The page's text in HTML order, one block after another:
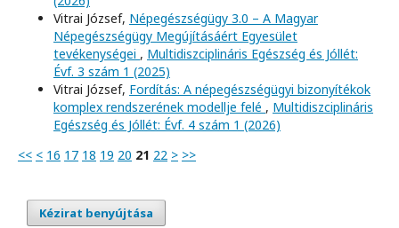
Vitrai József, Népegészségügy 3.0 – A Magyar
Népegészségügy Megújításáért Egyesület
tevékenységei , Multidiszciplináris Egészség és Jóllét:
Évf. 3 szám 1 (2025)
Vitrai József, Fordítás: A népegészségügyi bizonyítékok
komplex rendszerének modellje felé , Multidiszciplináris
Egészség és Jóllét: Évf. 4 szám 1 (2026)
<< < 16 17 18 19 20 21 22 > >>
Kézirat benyújtása